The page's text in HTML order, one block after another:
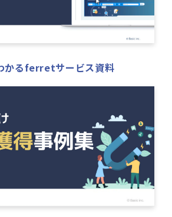
かるferretサービス資料